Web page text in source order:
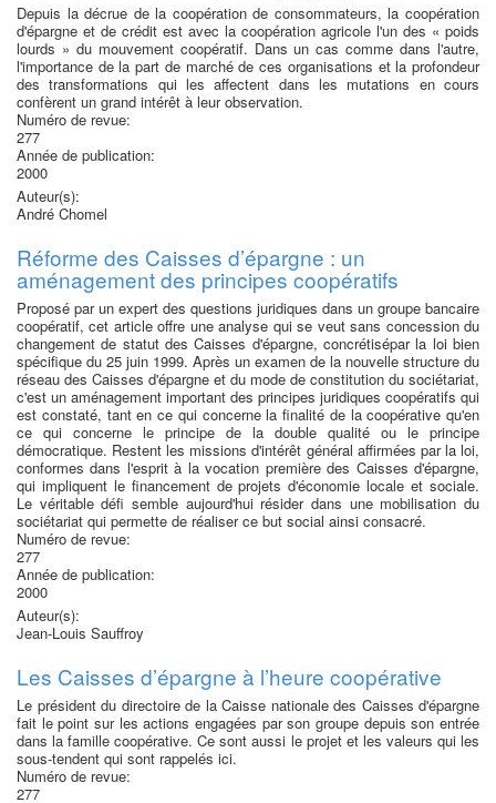
Depuis la décrue de la coopération de consommateurs, la coopération
d'épargne et de crédit est avec la coopération agricole l'un des « poids
lourds » du mouvement coopératif. Dans un cas comme dans l'autre,
l'importance de la part de marché de ces organisations et la profondeur
des transformations qui les affectent dans les mutations en cours
confèrent un grand intérêt à leur observation.
Numéro de revue:
277
Année de publication:
2000
Auteur(s):
André Chomel
Réforme des Caisses d’épargne : un
aménagement des principes coopératifs
Proposé par un expert des questions juridiques dans un groupe bancaire
coopératif, cet article offre une analyse qui se veut sans concession du
changement de statut des Caisses d'épargne, concrétisépar la loi bien
spécifique du 25 juin 1999. Après un examen de la nouvelle structure du
réseau des Caisses d'épargne et du mode de constitution du sociétariat,
c'est un aménagement important des principes juridiques coopératifs qui
est constaté, tant en ce qui concerne la finalité de la coopérative qu'en
ce qui concerne le principe de la double qualité ou le principe
démocratique. Restent les missions d'intérêt général affirmées par la loi,
conformes dans l'esprit à la vocation première des Caisses d'épargne,
qui impliquent le financement de projets d'économie locale et sociale.
Le véritable défi semble aujourd'hui résider dans une mobilisation du
sociétariat qui permette de réaliser ce but social ainsi consacré.
Numéro de revue:
277
Année de publication:
2000
Auteur(s):
Jean-Louis Sauffroy
Les Caisses d’épargne à l’heure coopérative
Le président du directoire de la Caisse nationale des Caisses d'épargne
fait le point sur les actions engagées par son groupe depuis son entrée
dans la famille coopérative. Ce sont aussi le projet et les valeurs qui les
sous-tendent qui sont rappelés ici.
Numéro de revue:
277